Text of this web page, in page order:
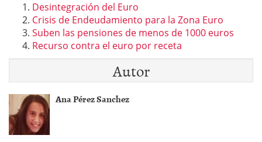
Desintegración del Euro
Crisis de Endeudamiento para la Zona Euro
Suben las pensiones de menos de 1000 euros
Recurso contra el euro por receta
Autor
Ana Pérez Sanchez